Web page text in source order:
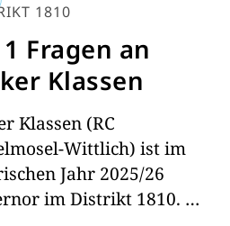
1810
Fragen an
Klassen
Klassen (RC
Wittlich) ist im
Jahr 2025/26
im Distrikt 1810. Er